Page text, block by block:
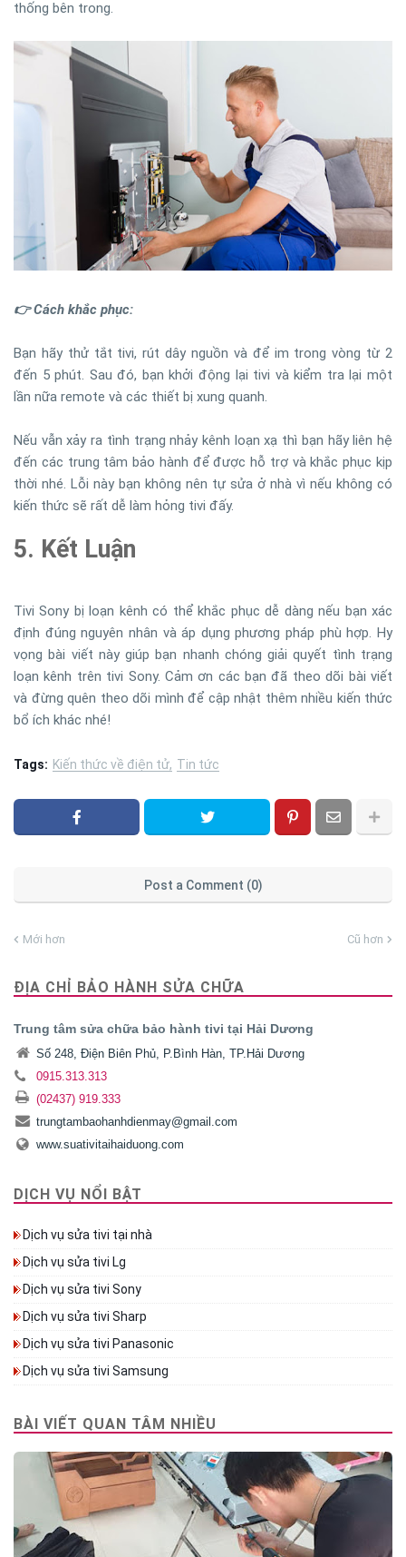
thống bên trong.
👉 Cách khắc phục:
Bạn hãy thử tắt tivi, rút dây nguồn và để im trong vòng từ 2
đến 5 phút. Sau đó, bạn khởi động lại tivi và kiểm tra lại một
lần nữa remote và các thiết bị xung quanh.
Nếu vẫn xảy ra tình trạng nhảy kênh loạn xạ thì bạn hãy liên hệ
đến các trung tâm bảo hành để được hỗ trợ và khắc phục kịp
thời nhé. Lỗi này bạn không nên tự sửa ở nhà vì nếu không có
kiến thức sẽ rất dễ làm hỏng tivi đấy.
5. Kết Luận
Tivi Sony bị loạn kênh có thể khắc phục dễ dàng nếu bạn xác
định đúng nguyên nhân và áp dụng phương pháp phù hợp. Hy
vọng bài viết này giúp bạn nhanh chóng giải quyết tình trạng
loạn kênh trên tivi Sony. Cảm ơn các bạn đã theo dõi bài viết
và đừng quên theo dõi mình để cập nhật thêm nhiều kiến thức
bổ ích khác nhé!
Tags: Kiến thức về điện tử Tin tức
Post a Comment (0)
Mới hơn Cũ hơn
ĐỊA CHỈ BẢO HÀNH SỬA CHỮA
Trung tâm sửa chữa bảo hành tivi tại Hải Dương
Số 248, Điện Biên Phủ, P.Bình Hàn, TP.Hải Dương
0915.313.313
(02437) 919.333
trungtambaohanhdienmay@gmail.com
www.suativitaihaiduong.com
DỊCH VỤ NỔI BẬT
Dịch vụ sửa tivi tại nhà
Dịch vụ sửa tivi Lg
Dịch vụ sửa tivi Sony
Dịch vụ sửa tivi Sharp
Dịch vụ sửa tivi Panasonic
Dịch vụ sửa tivi Samsung
BÀI VIẾT QUAN TÂM NHIỀU